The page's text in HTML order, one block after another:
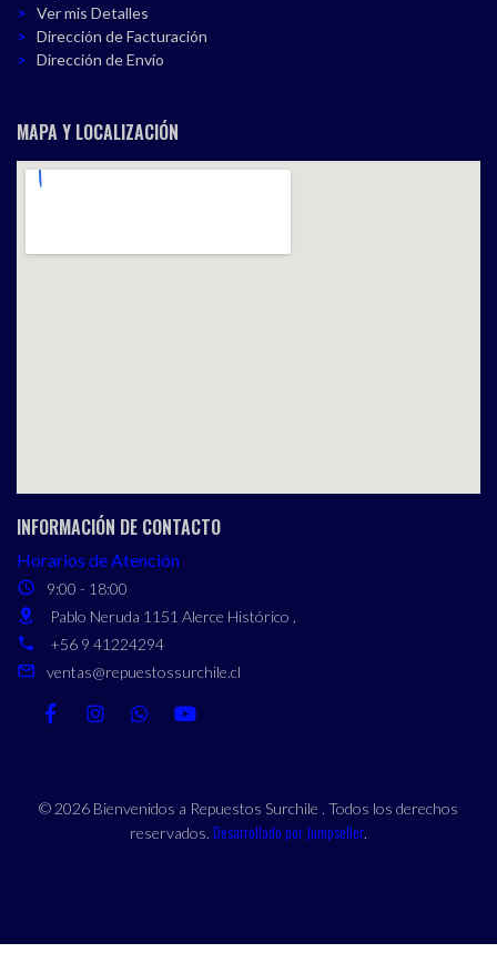
Ver mis Detalles
Dirección de Facturación
Dirección de Envío
MAPA Y LOCALIZACIÓN
INFORMACIÓN DE CONTACTO
Horarios de Atención
9:00 - 18:00
Pablo Neruda 1151 Alerce Histórico ,
+56 9 41224294
ventas@repuestossurchile.cl
© 2026 Bienvenidos a Repuestos Surchile . Todos los derechos
reservados. Desarrollado por Jumpseller.